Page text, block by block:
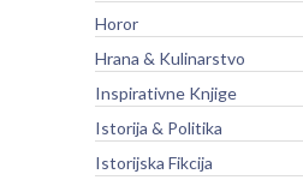
Horor
Hrana & Kulinarstvo
Inspirativne Knjige
Istorija & Politika
Istorijska Fikcija